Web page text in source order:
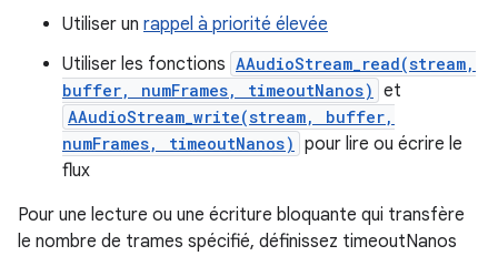
Utiliser un rappel à priorité élevée
Utiliser les fonctions AAudioStream_read(stream,
buffer, numFrames, timeoutNanos) et
AAudioStream_write(stream, buffer,
numFrames, timeoutNanos) pour lire ou écrire le
flux
Pour une lecture ou une écriture bloquante qui transfère
le nombre de trames spécifié, définissez timeoutNanos